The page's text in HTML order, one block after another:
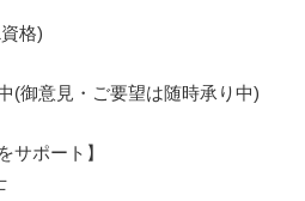
格)
(御意見・ご要望は随時承り中)
サポート】